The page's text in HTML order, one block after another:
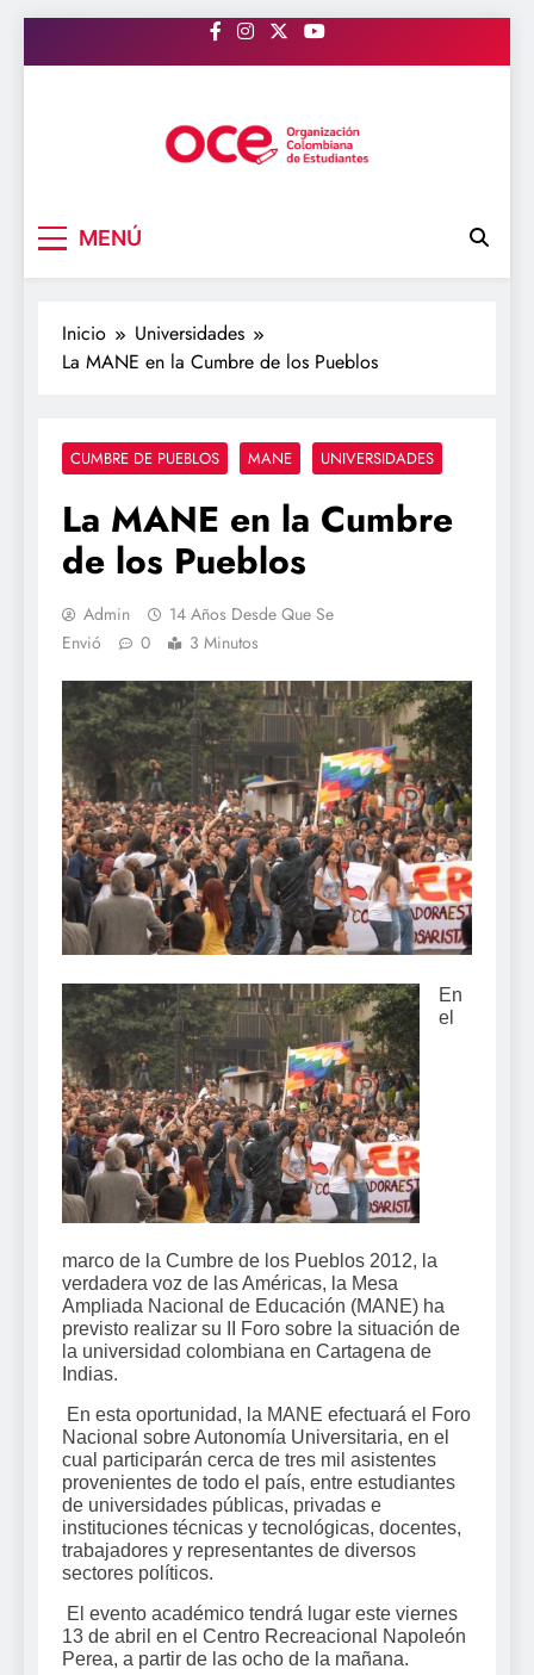
al
MENÚ
Inicio
Universidades
La MANE en la Cumbre de los Pueblos
CUMBRE DE PUEBLOS MANE UNIVERSIDADES
La MANE en la Cumbre
de los Pueblos
Admin
14 Años Desde Que Se
Envió
0 3 Minutos
En
el
marco de la Cumbre de los Pueblos 2012, la
verdadera voz de las Américas, la Mesa
Ampliada Nacional de Educación (MANE) ha
previsto realizar su II Foro sobre la situación de
la universidad colombiana en Cartagena de
Indias.
En esta oportunidad, la MANE efectuará el Foro
Nacional sobre Autonomía Universitaria, en el
cual participarán cerca de tres mil asistentes
provenientes de todo el país, entre estudiantes
de universidades públicas, privadas e
instituciones técnicas y tecnológicas, docentes,
trabajadores y representantes de diversos
sectores políticos.
El evento académico tendrá lugar este viernes
13 de abril en el Centro Recreacional Napoleón
Perea, a partir de las ocho de la mañana.